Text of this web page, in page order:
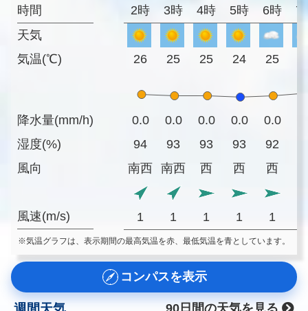
時間
天気
気温(℃)
降水量(mm/h)
湿度(%)
風向
風速(m/s)
2時 3時 4時 5時 6時 7
26 25 25 24 25
0.0 0.0 0.0 0.0 0.0
94
93 93 93 92
南西
南西 西 西 西
1 1 1 1 1
※気温グラフは、表示期間の最高気温を赤、最低気温を青としています。
コンパスを表示
90日間の天気を見る